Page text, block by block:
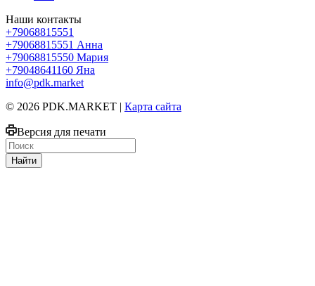
Наши контакты
+79068815551
+79068815551 Анна
+79068815550 Мария
+79048641160 Яна
info@pdk.market
© 2026 PDK.MARKET | Карта сайта
Версия для печати
Найти